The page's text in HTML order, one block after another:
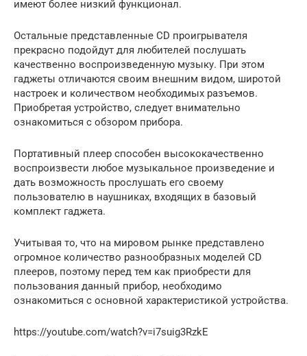
имеют более низкий функционал.
Остальные представленные CD проигрывателя
прекрасно подойдут для любителей послушать
качественно воспроизведенную музыку. При этом
гаджеты отличаются своим внешним видом, широтой
настроек и количеством необходимых разъемов.
Приобретая устройство, следует внимательно
ознакомиться с обзором прибора.
Портативный плеер способен высококачественно
воспроизвести любое музыкальное произведение и
дать возможность прослушать его своему
пользователю в наушниках, входящих в базовый
комплект гаджета.
Учитывая то, что на мировом рынке представлено
огромное количество разнообразных моделей CD
плееров, поэтому перед тем как приобрести для
пользования данный прибор, необходимо
ознакомиться с основной характеристикой устройства.
https://youtube.com/watch?v=i7suig3RzkE